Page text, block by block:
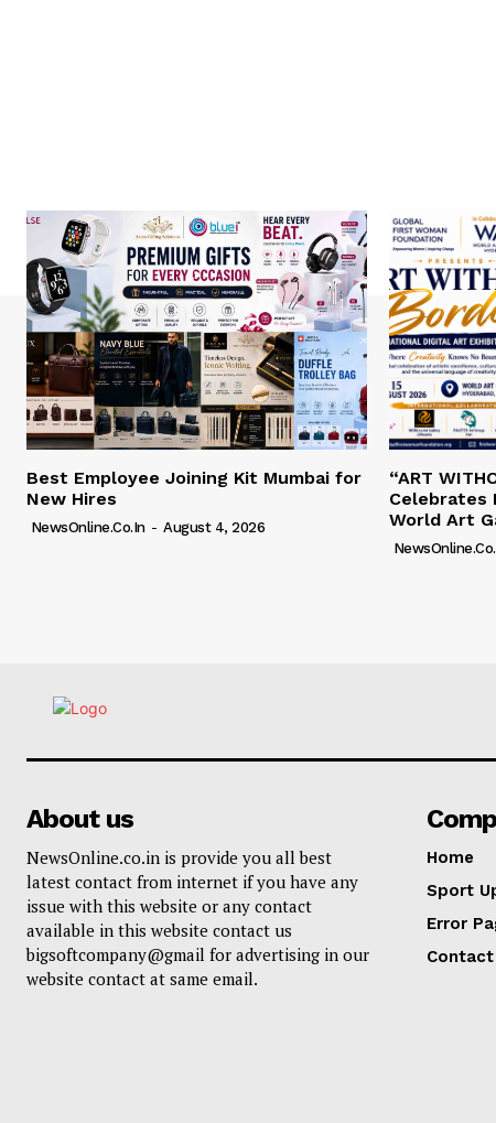
Best Employee Joining Kit Mumbai for
New Hires
NewsOnline.co.in - August 4, 2026
“ART
Celebrates
World Art
About us
NewsOnline.co.in is provide you all best
latest contact from internet if you have any
issue with this website or any contact
available in this website contact us
bigsoftcompany@gmail for advertising in our
website contact at same email.
Home
Sport
Error
Contact